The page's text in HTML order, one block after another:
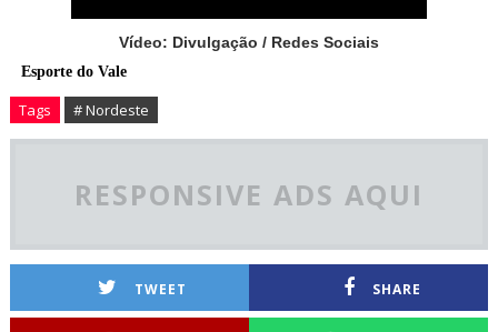
Vídeo: Divulgação / Redes Sociais
Esporte do Vale
Tags # Nordeste
RESPONSIVE ADS AQUI
TWEET SHARE